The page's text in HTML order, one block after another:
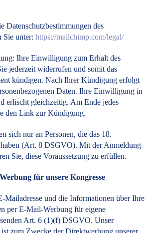
Datenschutzbestimmungen des
Sie unter: https://mailchimp.com/legal/
Ihre Einwilligung zum Erhalt des
jederzeit widerrufen und somit das
kündigen. Nach Ihrer Kündigung erfolgt
Daten. Ihre Einwilligung in
erlischt gleichzeitig. Am Ende jedes
den Link zur Kündigung.
sich nur an Personen, die das 18.
(Art. 8 DSGVO). Mit der Anmeldung
Sie, diese Voraussetzung zu erfüllen.
für unsere Kongresse
Mailadresse und die Informationen über Ihre
per E-Mail-Werbung für eigene
Art. 6 (1)(f) DSGVO. Unser